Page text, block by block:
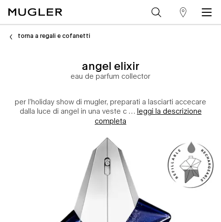
trova
torna a regali e cofanetti
angel elixir
eau de parfum collector
per l’holiday show di mugler, preparati a lasciarti accecare
dalla luce di angel in una veste c … leggi la descrizione
completa